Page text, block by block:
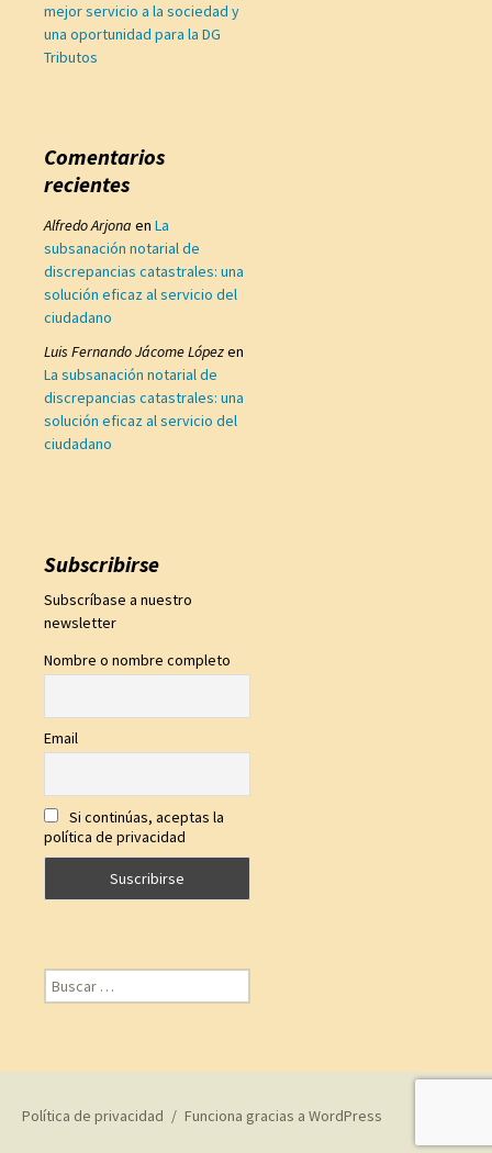
mejor servicio a la sociedad y
una oportunidad para la DG
Tributos
Comentarios
recientes
Alfredo Arjona en La
subsanación notarial de
discrepancias catastrales: una
solución eficaz al servicio del
ciudadano
Luis Fernando Jácome Lópezen
La subsanación notarial de
discrepancias catastrales: una
solución eficaz al servicio del
ciudadano
Subscribirse
Subscríbase a nuestro
newsletter
Nombre o nombre completo
Email
Si continúas, aceptas la
política de privacidad
Buscar:
Política de privacidad Funciona gracias a WordPress